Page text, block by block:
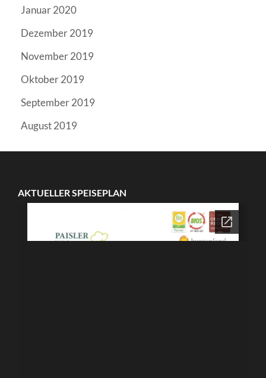
Januar 2020
Dezember 2019
November 2019
Oktober 2019
September 2019
August 2019
AKTUELLER SPEISEPLAN